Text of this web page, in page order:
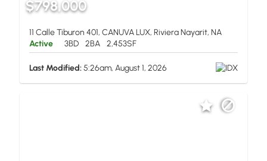
$798,000
11 Calle Tiburon 401, CANUVA LUX, Riviera Nayarit, NA
Active
3BD 2BA 2,453SF
Last Modified:5:26am, August 1, 2026